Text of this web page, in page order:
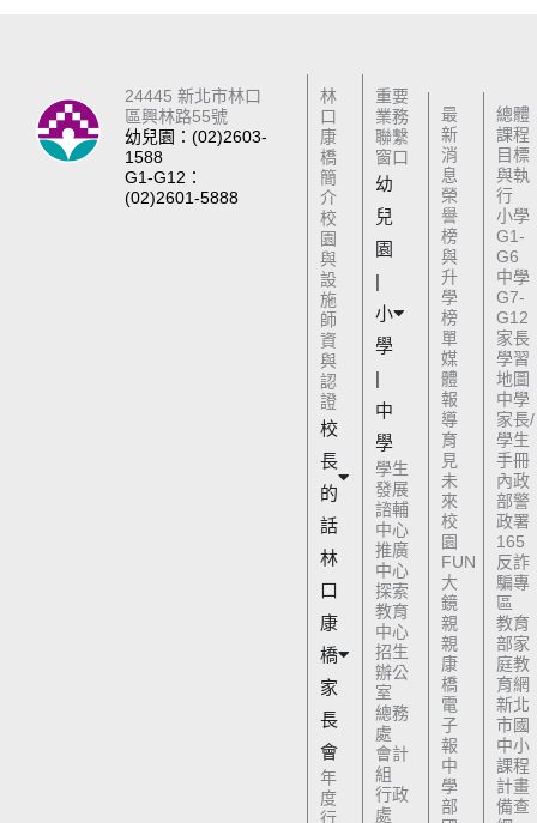
24445 新北市林口
區興林路55號
幼兒園：(02)2603-
1588
G1-G12：
(02)2601-5888
林
口
康
橋
簡
介
校
園
與
設
施
師
資
與
認
證
校
長
的
話
林
口
康
橋
家
長
會
年
度
行
重要
業務
聯繫
窗口
幼
兒
園
|
小
學
|
中
學
學生
發展
諮輔
中心
推廣
中心
探索
教育
中心
招生
辦公
室
總務
處
會計
組
行政
處
最
新
消
息
榮
譽
榜
與
升
學
榜
單
媒
體
報
導
育
見
未
來
校
園
FUN
大
鏡
親
親
康
橋
電
子
報
中
學
部
總體
課程
目標
與執
行
小學
G1-
G6
中學
G7-
G12
家長
學習
地圖
中學
家長/
學生
手冊
內政
部警
政署
165
反詐
騙專
區
教育
部家
庭教
育網
新北
市國
中小
課程
計畫
備查